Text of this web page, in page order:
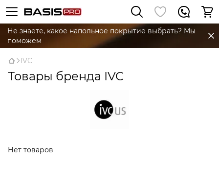
Не знаете, какое напольное покрытие выбрать? Мы
поможем
IVC
Товары бренда IVC
Нет товаров